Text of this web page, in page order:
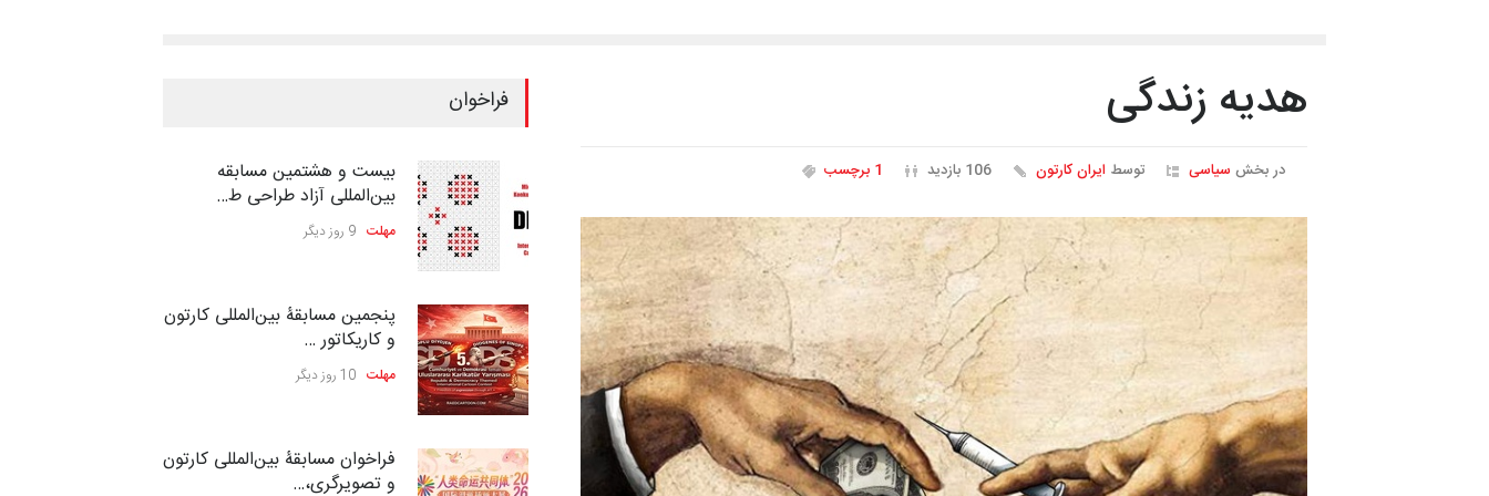
هدیه زندگی
در بخش سیاسی توسط ایران کارتون 106 بازدید 1 برچسب
فراخوان
بیست و هشتمین مسابقه
بین‌المللی آزاد طراحی ط…
مهلت 9 روز دیگر
پنجمین مسابقۀ بین‌المللی کارتون
و کاریکاتور …
مهلت 10 روز دیگر
فراخوان مسابقۀ بین‌المللی کارتون
و تصویرگری،…